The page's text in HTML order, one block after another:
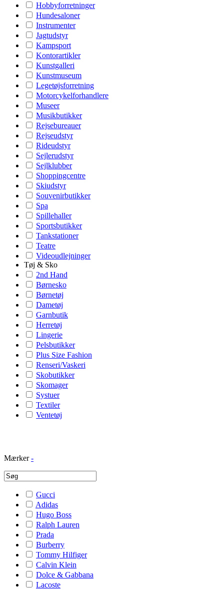
Hobbyforretninger
Hundesaloner
Instrumenter
Jagtudstyr
Kampsport
Kontorartikler
Kunstgalleri
Kunstmuseum
Legetøjsforretning
Motorcykelforhandlere
Museer
Musikbutikker
Rejsebureauer
Rejseudstyr
Rideudstyr
Sejlerudstyr
Sejlklubber
Shoppingcentre
Skiudstyr
Souvenirbutikker
Spa
Spillehaller
Sportsbutikker
Tankstationer
Teatre
Videoudlejninger
Tøj & Sko
2nd Hand
Børnesko
Børnetøj
Dametøj
Garnbutik
Herretøj
Lingerie
Pelsbutikker
Plus Size Fashion
Renseri/Vaskeri
Skobutikker
Skomager
Systuer
Textiler
Ventetøj
Mærker -
Gucci
Adidas
Hugo Boss
Ralph Lauren
Prada
Burberry
Tommy Hilfiger
Calvin Klein
Dolce & Gabbana
Lacoste